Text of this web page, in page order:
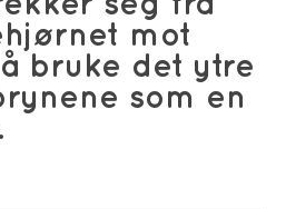
mot
bruke det ytre
som en